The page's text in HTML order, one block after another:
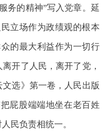
务的精神”写入党章。延
立场作为政绩观的根本
的最大利益作为一切行
开了人民，离开了党，
选》第一卷，人民出版
屁股端端地坐在老百姓
民负责相统一。